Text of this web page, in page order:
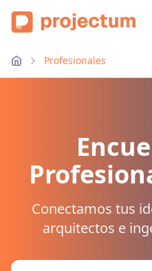
Profesionales
Conectamos tus
arquitectos e